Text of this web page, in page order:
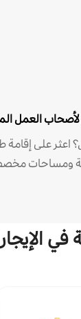
العمل
على إقامة
ومساحات
في